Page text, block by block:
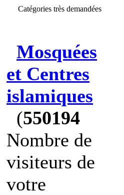
Catégories très demandées
Mosquées
et Centres
islamiques
(550194
Nombre de
visiteurs de
votre